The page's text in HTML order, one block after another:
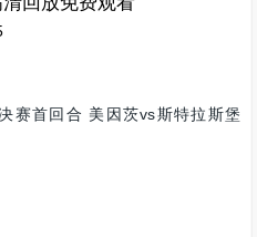
赛首回合 美因茨vs斯特拉斯堡